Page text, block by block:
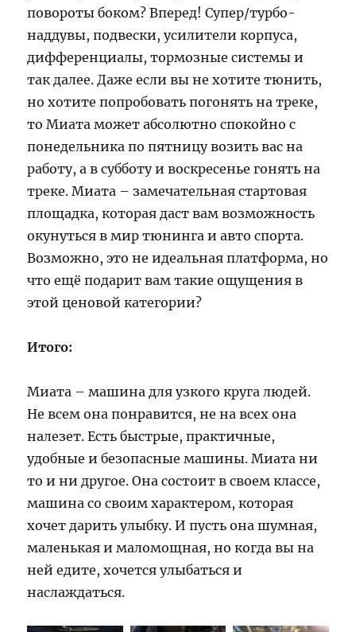
повороты боком? Вперед! Супер/турбо-
наддувы, подвески, усилители корпуса,
дифференциалы, тормозные системы и
так далее. Даже если вы не хотите тюнить,
но хотите попробовать погонять на треке,
то Миата может абсолютно спокойно с
понедельника по пятницу возить вас на
работу, а в субботу и воскресенье гонять на
треке. Миата – замечательная стартовая
площадка, которая даст вам возможность
окунуться в мир тюнинга и авто спорта.
Возможно, это не идеальная платформа, но
что ещё подарит вам такие ощущения в
этой ценовой категории?
Итого:
Миата – машина для узкого круга людей.
Не всем она понравится, не на всех она
налезет. Есть быстрые, практичные,
удобные и безопасные машины. Миата ни
то и ни другое. Она состоит в своем классе,
машина со своим характером, которая
хочет дарить улыбку. И пусть она шумная,
маленькая и маломощная, но когда вы на
ней едите, хочется улыбаться и
наслаждаться.